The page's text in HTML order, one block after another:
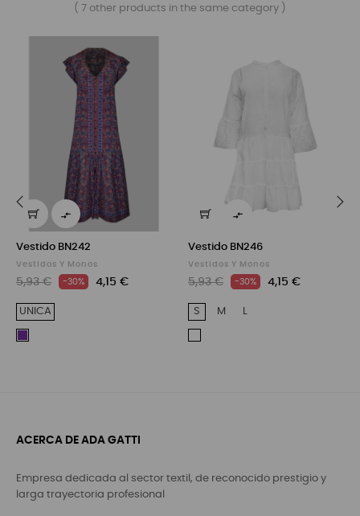
( 7 other products in the same category )

Vestido BN242
Vestidos Y Monos
5,93 € -30% 4,15 €
UNICA

Vestido BN246
Vestidos Y Monos
5,93 € -30% 4,15 €
S M L
ACERCA DE ADA GATTI
Empresa dedicada al sector textil, de reconocido prestigio y
larga trayectoria profesional